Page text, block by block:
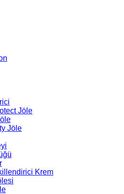
Jöle
Jöle
Krem